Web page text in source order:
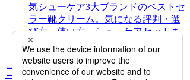
気シューケア3大ブランドのベストセ
ラー靴クリーム。気になる評判・選
び方・使い方・シューケアセットま
で一挙ご紹介【2025年12月更新】
コロンブス他、伊勢丹メン